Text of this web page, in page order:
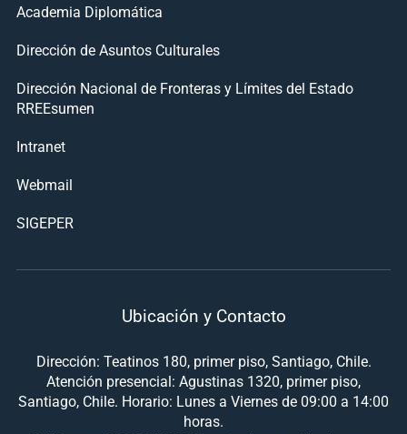
Academia Diplomática
Dirección de Asuntos Culturales
Dirección Nacional de Fronteras y Límites del Estado
RREEsumen
Intranet
Webmail
SIGEPER
Ubicación y Contacto
Dirección: Teatinos 180, primer piso, Santiago, Chile.
Atención presencial: Agustinas 1320, primer piso,
Santiago, Chile. Horario: Lunes a Viernes de 09:00 a 14:00
horas.